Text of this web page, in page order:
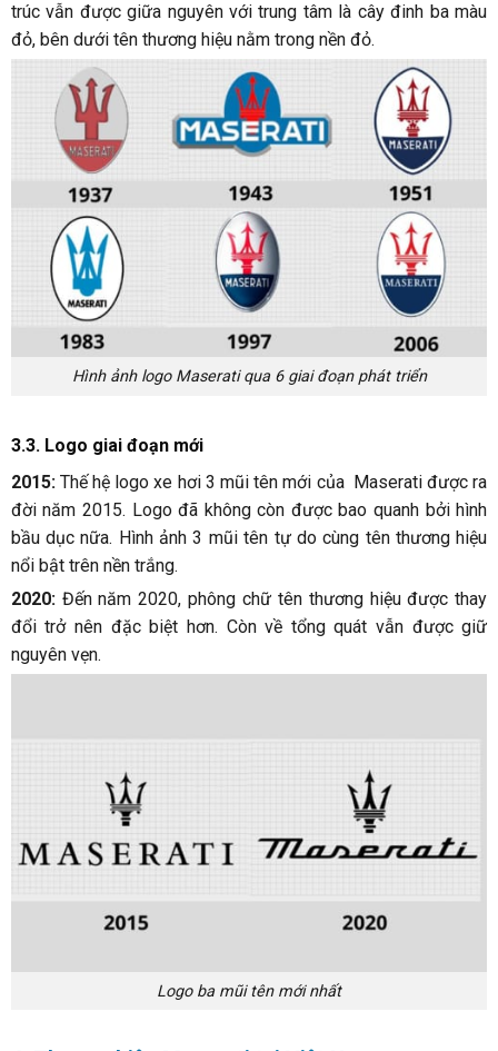
trúc vẫn được giữa nguyên với trung tâm là cây đinh ba màu
đỏ, bên dưới tên thương hiệu nằm trong nền đỏ.
Hình ảnh logo Maserati qua 6 giai đoạn phát triển
3.3. Logo giai đoạn mới
2015: Thế hệ logo xe hơi 3 mũi tên mới của Maserati được ra
đời năm 2015. Logo đã không còn được bao quanh bởi hình
bầu dục nữa. Hình ảnh 3 mũi tên tự do cùng tên thương hiệu
nổi bật trên nền trắng.
2020: Đến năm 2020, phông chữ tên thương hiệu được thay
đổi trở nên đặc biệt hơn. Còn về tổng quát vẫn được giữ
nguyên vẹn.
Logo ba mũi tên mới nhất